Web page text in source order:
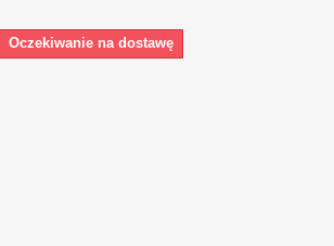
Oczekiwanie na dostawę